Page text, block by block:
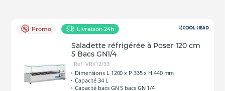
Promo Livraison 24h
Saladette réfrigérée à Poser 120 cm
5 Bacs GN1/4
Ref: VRX12/33
Dimensions L 1200 x P 335 x H 440 mm
Capacité 34 L
Capacité bacs GN 5 bacs GN 1/4